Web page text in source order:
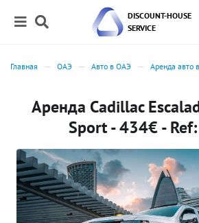
DISCOUNT-HOUSE
SERVICE
Главная ОАЭ Авто в ОАЭ Аренда авто
Аренда Cadillac
Sport - 434€ -